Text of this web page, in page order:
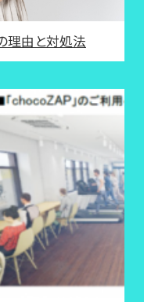
理由と対処法